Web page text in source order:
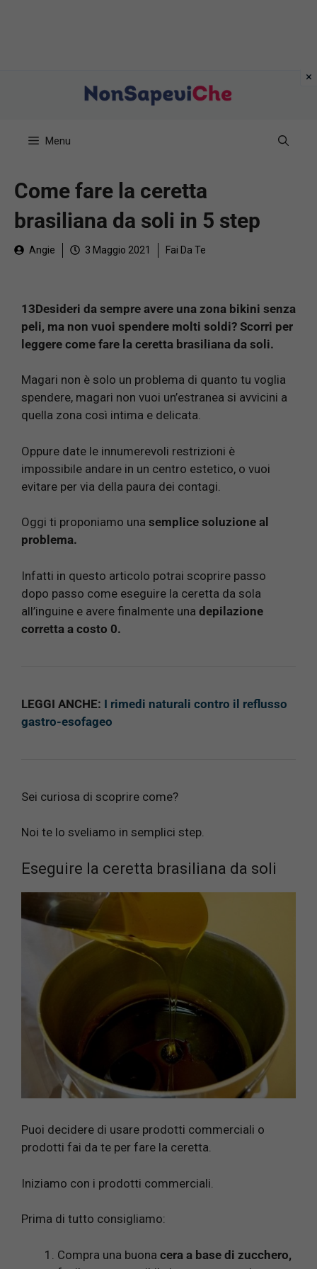
Menu
Come fare la ceretta
brasiliana da soli in 5 step
Angie 3 Maggio 2021 Fai Da Te
13Desideri da sempre avere una zona bikini senza
peli, ma non vuoi spendere molti soldi? Scorri per
leggere come fare la ceretta brasiliana da soli.
Magari non è solo un problema di quanto tu voglia
spendere, magari non vuoi un’estranea si avvicini a
quella zona così intima e delicata.
Oppure date le innumerevoli restrizioni è
impossibile andare in un centro estetico, o vuoi
evitare per via della paura dei contagi.
Oggi ti proponiamo una semplice soluzione al
problema.
Infatti in questo articolo potrai scoprire passo
dopo passo come eseguire la ceretta da sola
all’inguine e avere finalmente una depilazione
corretta a costo 0.
LEGGI ANCHE: I rimedi naturali contro il reflusso
gastro-esofageo
Sei curiosa di scoprire come?
Noi te lo sveliamo in semplici step.
Eseguire la ceretta brasiliana da soli
Puoi decidere di usare prodotti commerciali o
prodotti fai da te per fare la ceretta.
Iniziamo con i prodotti commerciali.
Prima di tutto consigliamo:
Compra una buona cera a base di zucchero,